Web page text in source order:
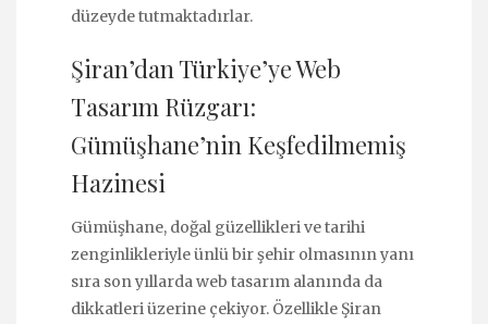
düzeyde tutmaktadırlar.
Şiran’dan Türkiye’ye Web
Tasarım Rüzgarı:
Gümüşhane’nin Keşfedilmemiş
Hazinesi
Gümüşhane, doğal güzellikleri ve tarihi
zenginlikleriyle ünlü bir şehir olmasının yanı
sıra son yıllarda web tasarım alanında da
dikkatleri üzerine çekiyor. Özellikle Şiran